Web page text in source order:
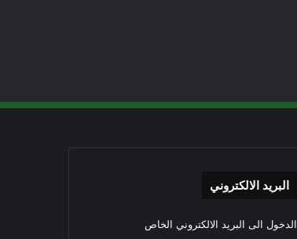
البريد الالكتروني
الدخول الى البريد الالكتروني الخاص